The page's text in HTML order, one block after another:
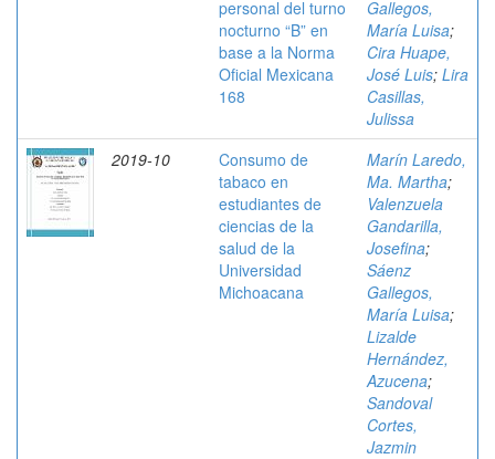
personal del turno
nocturno “B” en
base a la Norma
Oficial Mexicana
168
Gallegos,
María Luisa;
Cira Huape,
José Luis; Lira
Casillas,
Julissa
2019-10
Consumo de
tabaco en
estudiantes de
ciencias de la
salud de la
Universidad
Michoacana
Marín Laredo,
Ma. Martha;
Valenzuela
Gandarilla,
Josefina;
Sáenz
Gallegos,
María Luisa;
Lizalde
Hernández,
Azucena;
Sandoval
Cortes,
Jazmin